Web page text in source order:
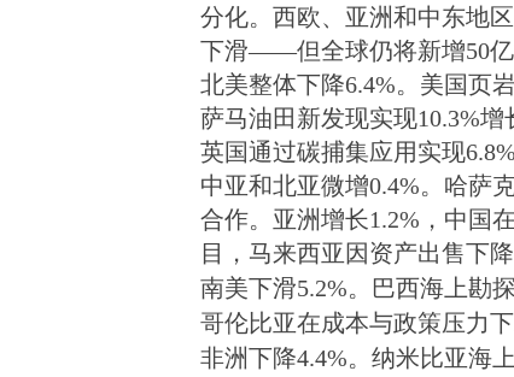
分化。西欧、亚洲和中东地
下滑——但全球仍将新增50亿
北美整体下降6.4%。美国页
萨马油田新发现实现10.3%增
英国通过碳捕集应用实现6.8%
中亚和北亚微增0.4%。哈萨
合作。亚洲增长1.2%，中国
目，马来西亚因资产出售下降
南美下滑5.2%。 巴西海上勘
哥伦比亚在成本与政策压力下
非洲下降4.4%。 纳米比亚海